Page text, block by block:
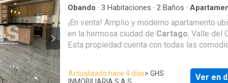
Obando · 3 Habitaciones · 2 Baños ·
integral·Ascensor · Seguridad privada
¡En venta! Amplio y moderno apartamento
en la hermosa ciudad de Cartago, Valle del
Esta propiedad cuenta con todas las
pierdas la oportunidad de adquirirla y vivir
comodidad que mereces! Con un área construida de
Actualizado hace 4 días> GHS
Ver en